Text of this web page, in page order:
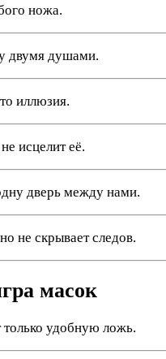
ножа.
двумя душами.
иллюзия.
исцелит её.
дверь между нами.
не скрывает следов.
масок
удобную ложь.